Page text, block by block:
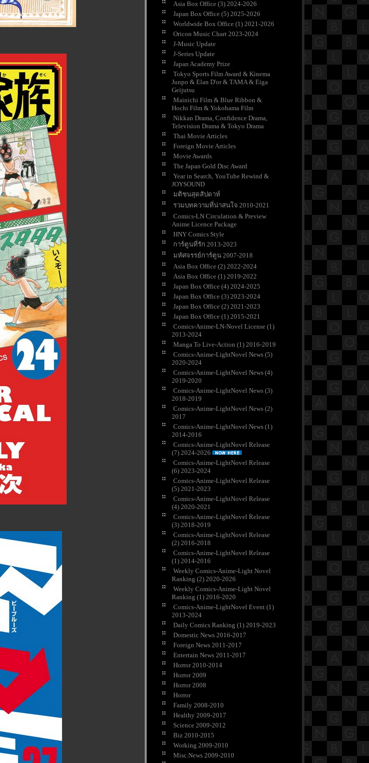
Asia Box Office (3) 2024-2026
Japan Box Office (5) 2025-2026
Worldwide Box Office (1) 2021-2026
Oricon Music Chart 2023-2024
J-Music Update
J-Series Update
Japan Academy Prize
Tokyo Sports Film Award & Kinema
Junpo & Elan D'or & TAMA & Eiga
Geijutsu
Mainichi Film & Blue Ribbon &
Hochi Film & Yokohama Film
Nikkan Drama, Confidence Drama,
Television Drama & Tokyo Drama
Thai Movie Articles
Foreign Movie Articles
Movie Awards
The Japan Gold Disc Award
Year in Search, YouTube Rewind &
JOYSOUND
มติชนสุดสัปดาห์
รวมบทความที่น่าสนใจ 2010-2021
Comics-LN Circulation & Preview
Anime Licence Package
HNY Comics Style
การ์ตูนที่รัก 2013-2023
มหัศจรรย์การ์ตูน 2007-2018
Asia Box Office (2) 2022-2024
Asia Box Office (1) 2019-2022
Japan Box Office (4) 2024-2025
Japan Box Office (3) 2023-2024
Japan Box Office (2) 2021-2023
Japan Box Office (1) 2015-2021
Comics-Anime-LN-Novel License (1)
2013-2024
Manga To Live-Action (1) 2016-2019
Comics-Anime-LightNovel News (5)
2020-2024
Comics-Anime-LightNovel News (4)
2019-2020
Comics-Anime-LightNovel News (3)
2018-2019
Comics-Anime-LightNovel News (2)
2017
Comics-Anime-LightNovel News (1)
2014-2016
Comics-Anime-LightNovel Release
(7) 2024-2026
Comics-Anime-LightNovel Release
(6) 2023-2024
Comics-Anime-LightNovel Release
(5) 2021-2023
Comics-Anime-LightNovel Release
(4) 2020-2021
Comics-Anime-LightNovel Release
(3) 2018-2019
Comics-Anime-LightNovel Release
(2) 2016-2018
Comics-Anime-LightNovel Release
(1) 2014-2016
Weekly Comics-Anime-Light Novel
Ranking (2) 2020-2026
Weekly Comics-Anime-Light Novel
Ranking (1) 2016-2020
Comics-Anime-LightNovel Event (1)
2013-2024
Daily Comics Ranking (1) 2019-2023
Domestic News 2016-2017
Foreign News 2011-2017
Entertain News 2011-2017
Horror 2010-2014
Horror 2009
Horror 2008
Horror
Family 2008-2010
Healthy 2009-2017
Science 2009-2012
Biz 2010-2015
Working 2009-2010
Misc.News 2009-2010